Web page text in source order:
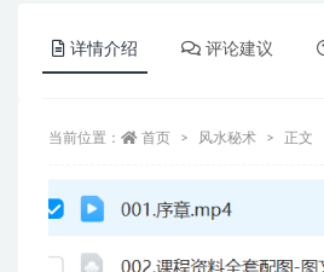
详情介绍 评论建议
当前位置： 首页 风水秘术 正文